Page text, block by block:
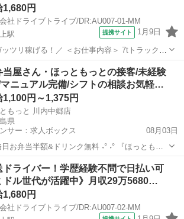
1,680円
社ドライブトライブ/DR:AU007-01-MM
駅
提携サイト 1月9日
＜お仕事内容＞ 7tトラックに
転および付帯業務） ■車種・内容：DR:
の他 ■配送先：ヤマト運輸(姶良)センターなど ■
坂之上駅 デリバリー
当屋さん・ほっともっとの接客/未経験
ニュアル完備/シフトの相談お気軽…
1,100円～1,375円
もっと 川内中郷店
県
サー：求人ボックス
08月03日
日お弁当半額&ドリンク無料 ˖° ˖° 『ほっともっ
イフスタイルに合わせて こんな働き方はいか
学
ドライバー！学歴経験不問で日払い可
ドル世代が活躍中》月収29万5680…
1,680円
社ドライブトライブ/DR:AU007-02-MM